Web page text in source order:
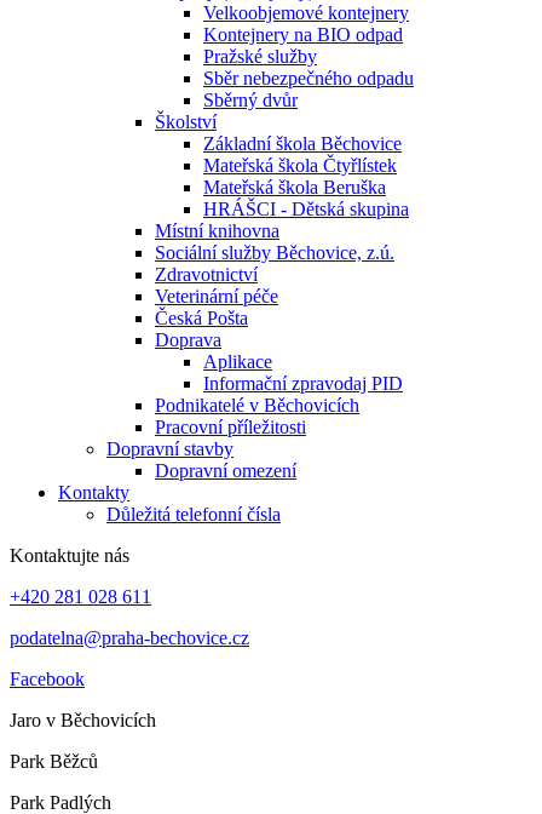
Velkoobjemové kontejnery
Kontejnery na BIO odpad
Pražské služby
Sběr nebezpečného odpadu
Sběrný dvůr
Školství
Základní škola Běchovice
Mateřská škola Čtyřlístek
Mateřská škola Beruška
HRÁŠCI - Dětská skupina
Místní knihovna
Sociální služby Běchovice, z.ú.
Zdravotnictví
Veterinární péče
Česká Pošta
Doprava
Aplikace
Informační zpravodaj PID
Podnikatelé v Běchovicích
Pracovní příležitosti
Dopravní stavby
Dopravní omezení
Kontakty
Důležitá telefonní čísla
Kontaktujte nás
+420 281 028 611
podatelna@praha-bechovice.cz
Facebook
Jaro v Běchovicích
Park Běžců
Park Padlých